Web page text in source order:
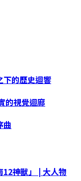
下的歷史迴響
的視覺迴廊
曲
神獸」 | 大人物